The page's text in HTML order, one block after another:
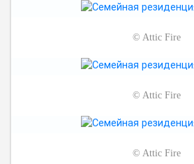
© Attic Fire
© Attic Fire
© Attic Fire